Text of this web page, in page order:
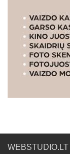
WEBSTUDIO.LT